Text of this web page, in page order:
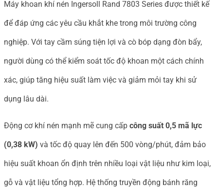
Máy khoan khí nén Ingersoll Rand 7803 Series được thiết kế
để đáp ứng các yêu cầu khắt khe trong môi trường công
nghiệp. Với tay cầm súng tiện lợi và cò bóp dạng đòn bẩy,
người dùng có thể kiểm soát tốc độ khoan một cách chính
xác, giúp tăng hiệu suất làm việc và giảm mỏi tay khi sử
dụng lâu dài.
Động cơ khí nén mạnh mẽ cung cấp công suất 0,5 mã lực
(0,38 kW) và tốc độ quay lên đến 500 vòng/phút, đảm bảo
hiệu suất khoan ổn định trên nhiều loại vật liệu như kim loại,
gỗ và vật liệu tổng hợp. Hệ thống truyền động bánh răng